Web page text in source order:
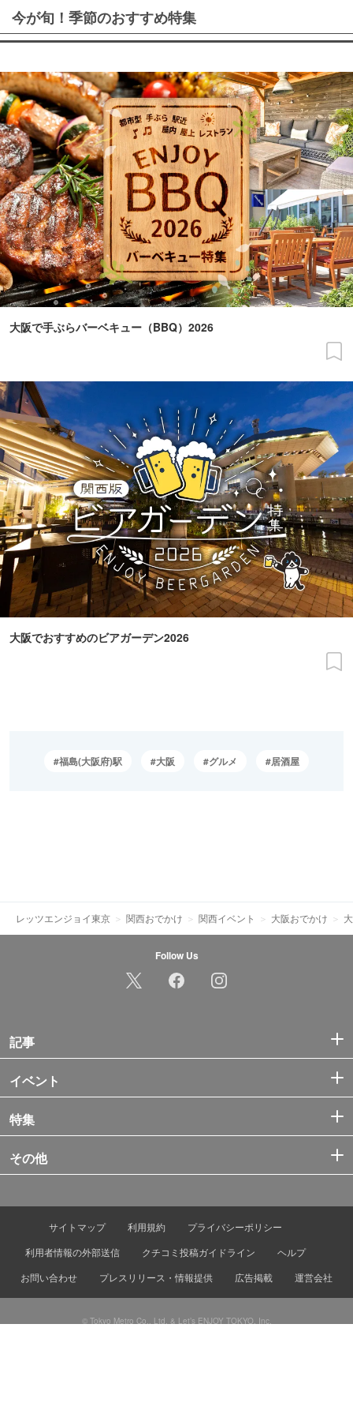
今が旬！季節のおすすめ特集
大阪で手ぶらバーベキュー（BBQ）2026
大阪でおすすめのビアガーデン2026
福島(大阪府)駅 大阪 グルメ 居酒屋
レッツエンジョイ東京 関西おでかけ 関西イベント 大阪おでかけ
Follow Us
記事
イベント
特集
その他
サイトマップ 利用規約
プライバシーポリシー
利用者情報の外部送信
クチコミ投稿ガイドライン
ヘルプ
お問い合わせ
プレスリリース・情報提供 広告掲載 運営会社
© Tokyo Metro Co., Ltd. & Let’s ENJOY TOKYO, Inc.